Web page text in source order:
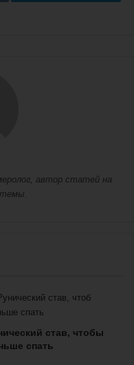
автор статей на
темы.
став, чтобы
спать